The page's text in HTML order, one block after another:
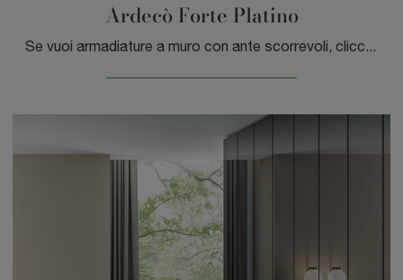
Ardecò Forte Platino
Se vuoi armadiature a muro con ante scorrevoli, clicca e scopri l'armadio Ardecò Forte Platino di Spagnol Mobili in laccato lucido.